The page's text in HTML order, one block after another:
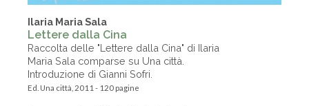
Ilaria Maria Sala
Lettere dalla Cina
Raccolta delle "Lettere dalla Cina" di Ilaria
Maria Sala comparse su Una città.
Introduzione di Gianni Sofri.
Ed. Una città, 2011 - 120 pagine